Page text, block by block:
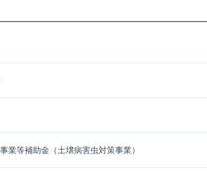
業等補助金（土壌病害虫対策事業）